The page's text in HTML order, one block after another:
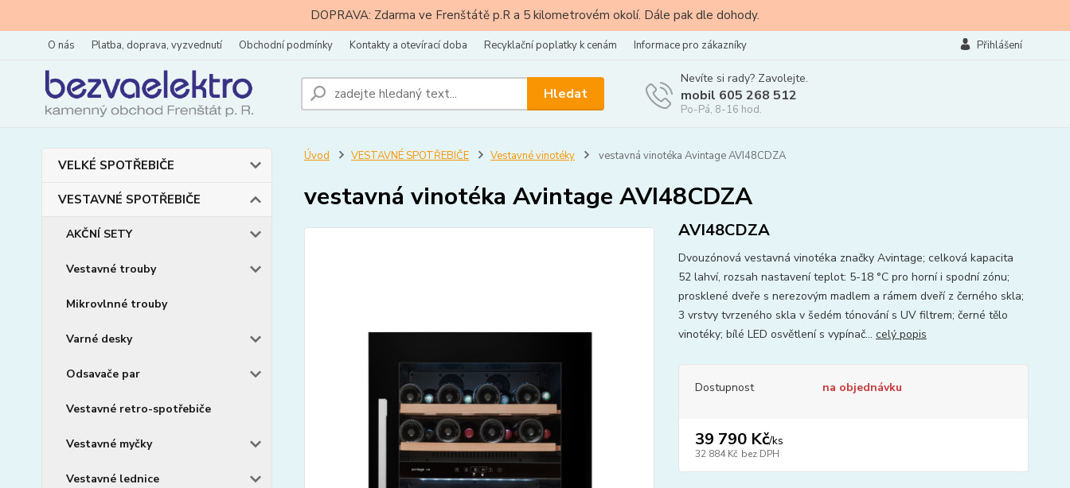
DOPRAVA: Zdarma ve Frenštátě p.R a 5 kilometrovém okolí. Dále pak dle dohody.
O nás Platba, doprava, vyzvednutí Obchodní podmínky Kontakty a otevírací doba Recyklační poplatky k cenám Informace pro zákazníky Přihlášení
Hledat
Nevíte si rady? Zavolejte.
mobil 605 268 512
Po-Pá, 8-16 hod.
VELKÉ SPOTŘEBIČE
VESTAVNÉ SPOTŘEBIČE
AKČNÍ SETY
Vestavné trouby
Mikrovlnné trouby
Varné desky
Odsavače par
Vestavné retro-spotřebiče
Vestavné myčky
Vestavné lednice
Úvod VESTAVNÉ SPOTŘEBIČE Vestavné vinotéky vestavná vinotéka Avintage AVI48CDZA
vestavná vinotéka Avintage AVI48CDZA
AVI48CDZA
Dvouzónová vestavná vinotéka značky Avintage; celková kapacita
52 lahví, rozsah nastavení teplot: 5-18 °C pro horní i spodní zónu;
prosklené dveře s nerezovým madlem a rámem dveří z černého skla;
3 vrstvy tvrzeného skla v šedém tónování s UV filtrem; černé tělo
vinotéky; bílé LED osvětlení s vypínač... celý popis
Dostupnost na objednávku
39 790 Kč/ks
32 884 Kč bez DPH